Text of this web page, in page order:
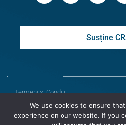
Susține
Termeni și Condiții
© Toate drepturile
We use cookies to ensure
experience on our website. If you